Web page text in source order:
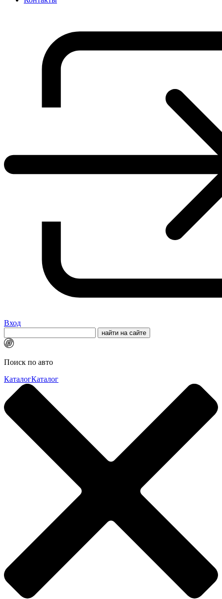
Вход
Поиск по авто
КаталогКаталог